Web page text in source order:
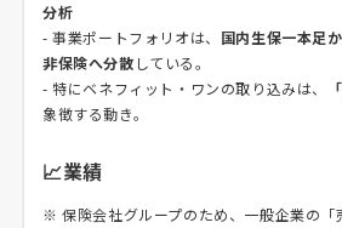
分析
- 事業ポートフォリオは、 国内生保一本足
非保険へ分散 している。
- 特にベネフィット・ワンの取り込みは、
象徴する動き。
📈業績
※ 保険会社グループのため、一般企業の「